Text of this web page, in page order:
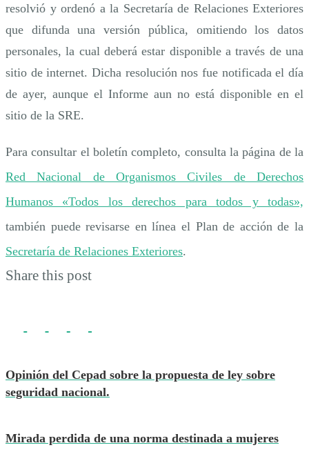
resolvió y ordenó a la Secretaría de Relaciones Exteriores
que difunda una versión pública, omitiendo los datos
personales, la cual deberá estar disponible a través de una
sitio de internet. Dicha resolución nos fue notificada el día
de ayer, aunque el Informe aun no está disponible en el
sitio de la SRE.
Para consultar el boletín completo, consulta la página de la
Red Nacional de Organismos Civiles de Derechos
Humanos «Todos los derechos para todos y todas»,
también puede revisarse en línea el Plan de acción de la
Secretaría de Relaciones Exteriores.
Share this post
Opinión del Cepad sobre la propuesta de ley sobre
seguridad nacional.
Mirada perdida de una norma destinada a mujeres